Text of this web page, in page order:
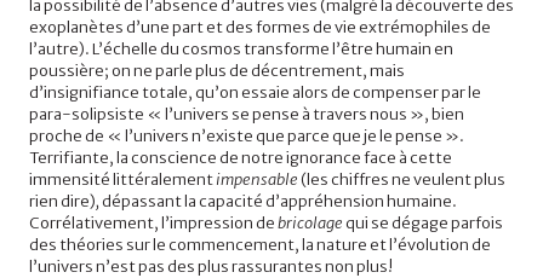
la possibilité de l’absence d’autres vies (malgré la découverte des
exoplanètes d’une part et des formes de vie extrémophiles de
l’autre). L’échelle du cosmos transforme l’être humain en
poussière; on ne parle plus de décentrement, mais
d’insignifiance totale, qu’on essaie alors de compenser par le
para-solipsiste « l’univers se pense à travers nous », bien
proche de « l’univers n’existe que parce que je le pense ».
Terrifiante, la conscience de notre ignorance face à cette
immensité littéralementimpensable (les chiffres ne veulent plus
rien dire), dépassant la capacité d’appréhension humaine.
Corrélativement, l’impression debricolage qui se dégage parfois
des théories sur le commencement, la nature et l’évolution de
l’univers n’est pas des plus rassurantes non plus!